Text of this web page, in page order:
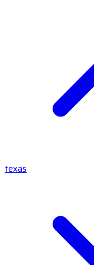
texas